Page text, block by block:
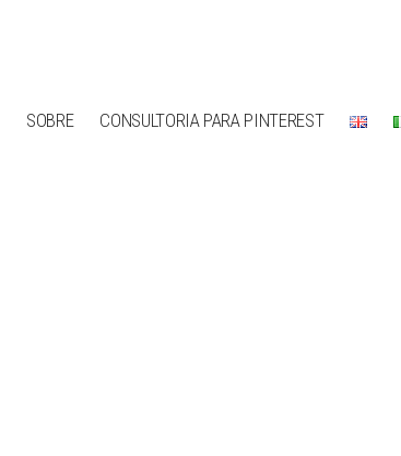
SOBRE CONSULTORIA PARA PINTEREST